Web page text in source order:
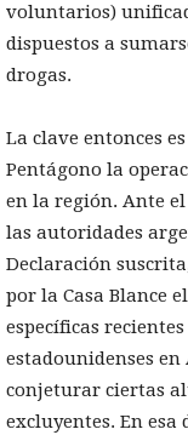
voluntarios)
dispuestos a
drogas.
La clave entonces
Pentágono la
en la región. Ante
las autoridades
Declaración
por la Casa Blance
específicas
estadounidenses
conjeturar ciertas
excluyentes. En